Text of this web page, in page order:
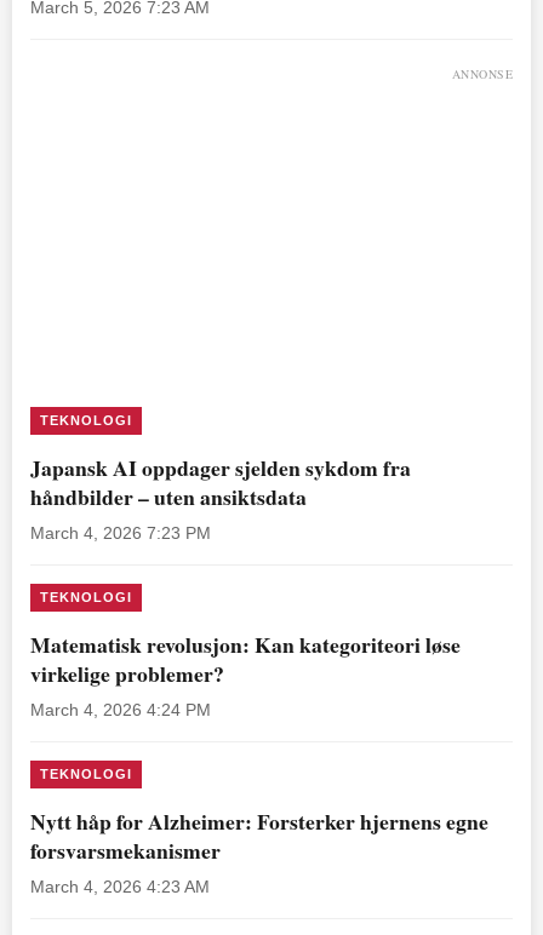
March 5, 2026 7:23 AM
ANNONSE
TEKNOLOGI
Japansk AI oppdager sjelden sykdom fra
håndbilder – uten ansiktsdata
March 4, 2026 7:23 PM
TEKNOLOGI
Matematisk revolusjon: Kan kategoriteori løse
virkelige problemer?
March 4, 2026 4:24 PM
TEKNOLOGI
Nytt håp for Alzheimer: Forsterker hjernens egne
forsvarsmekanismer
March 4, 2026 4:23 AM